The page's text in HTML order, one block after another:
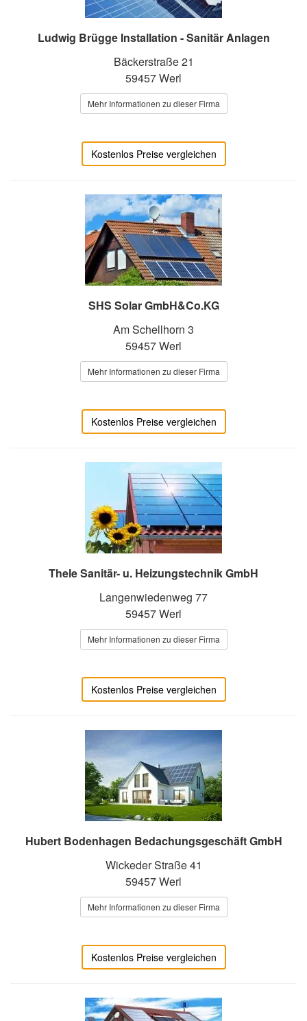
Ludwig Brügge Installation - Sanitär Anlagen
Bäckerstraße 21
59457 Werl
Mehr Informationen zu dieser Firma
Kostenlos Preise vergleichen
SHS Solar GmbH&Co.KG
Am Schellhorn 3
59457 Werl
Mehr Informationen zu dieser Firma
Kostenlos Preise vergleichen
Thele Sanitär- u. Heizungstechnik GmbH
Langenwiedenweg 77
59457 Werl
Mehr Informationen zu dieser Firma
Kostenlos Preise vergleichen
Hubert Bodenhagen Bedachungsgeschäft GmbH
Wickeder Straße 41
59457 Werl
Mehr Informationen zu dieser Firma
Kostenlos Preise vergleichen